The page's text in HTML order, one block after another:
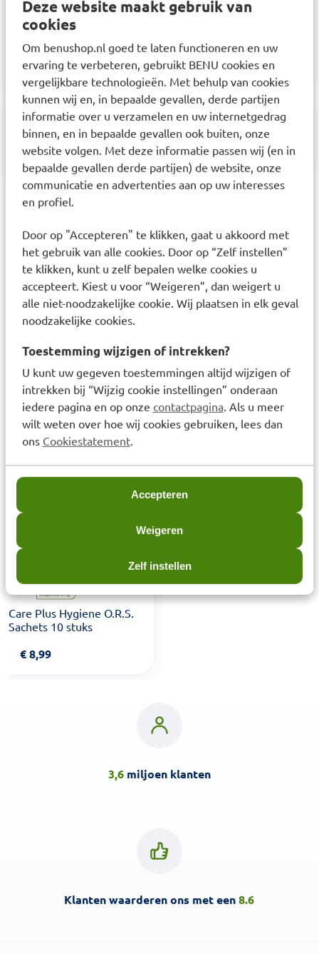
Deze website maakt gebruik van
cookies
Om benushop.nl goed te laten functioneren en uw
ervaring te verbeteren, gebruikt BENU cookies en
vergelijkbare technologieën. Met behulp van cookies
kunnen wij en, in bepaalde gevallen, derde partijen
informatie over u verzamelen en uw internetgedrag
binnen, en in bepaalde gevallen ook buiten, onze
website volgen. Met deze informatie passen wij (en in
bepaalde gevallen derde partijen) de website, onze
communicatie en advertenties aan op uw interesses
en profiel.
Door op "Accepteren" te klikken, gaat u akkoord met
het gebruik van alle cookies. Door op “Zelf instellen”
te klikken, kunt u zelf bepalen welke cookies u
accepteert. Kiest u voor “Weigeren”, dan weigert u
alle niet-noodzakelijke cookie. Wij plaatsen in elk geval
noodzakelijke cookies.
Toestemming wijzigen of intrekken?
U kunt uw gegeven toestemmingen altijd wijzigen of
intrekken bij “Wijzig cookie instellingen” onderaan
iedere pagina en op onze contactpagina. Als u meer
wilt weten over hoe wij cookies gebruiken, lees dan
ons Cookiestatement.
Accepteren
Weigeren
Zelf instellen
product alleen gebruiken in opgeloste vorm, in
combinatie met de juiste hoeveelheid
betrouwbaar drinkwater.
Samenstelling
Aanbevolen artikelen voor
Care Plus Hygiene O.R.S.
Sachets 10 stuks
SOLERO Hydraterende
Zonnebrandcrème
Van € 12,99 voor € 6,50
€12,99 € 6,50
SOLERO Hydraterende
Van € 16,99 voor € 8,50
€16,99 8,50
Laatst bekeken items
Care Plus Hygiene O.R.S.
Sachets 10 stuks
€8,99
3,6miljoen klanten
Klanten waarderen ons met een8.6